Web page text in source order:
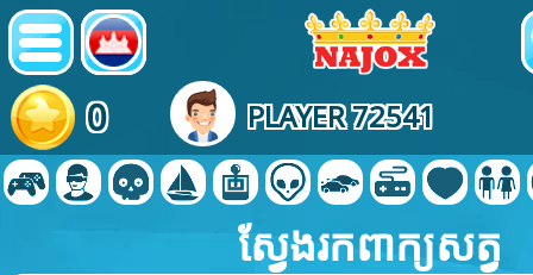
0 PLAYER 72541
ស្វែងរកពាក្យសត្វ